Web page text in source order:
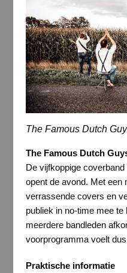
The Famous Dutch
The Famous Dutch
De vijfkoppige
opent de avond. Met een
verrassende covers en
publiek in no-time mee
meerdere bandleden
voorprogramma voelt
Praktische informatie